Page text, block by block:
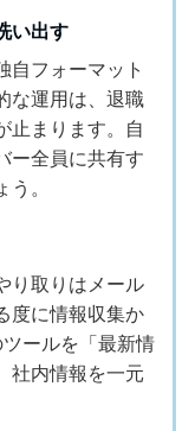
い出す
自フォーマット
な運用は、退職
止まります。自
ー全員に共有す
。
り取りはメール
度に情報収集か
ールを「最新情
社内情報を一元